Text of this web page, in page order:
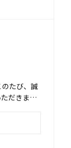
のたび、誠
だきま